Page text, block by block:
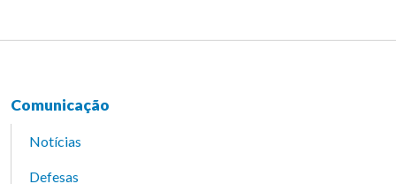
Comunicação
Notícias
Defesas